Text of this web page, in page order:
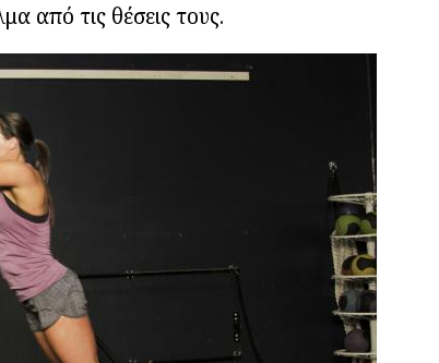
από τις θέσεις τους.